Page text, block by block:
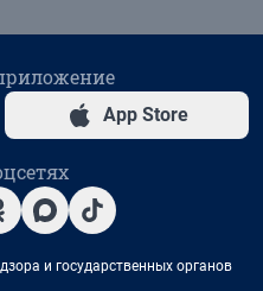
App Store
и государственных органов